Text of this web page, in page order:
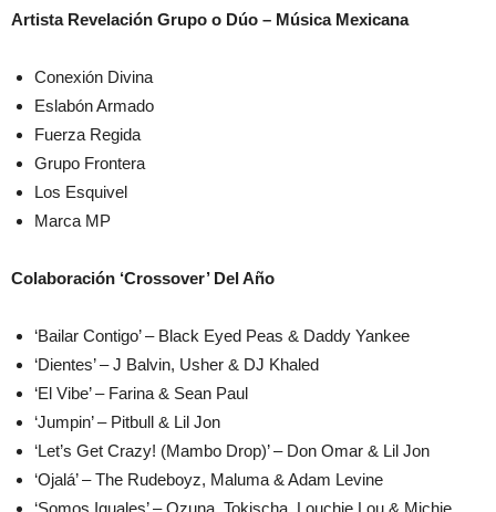
Artista Revelación Grupo o Dúo – Música Mexicana
Conexión Divina
Eslabón Armado
Fuerza Regida
Grupo Frontera
Los Esquivel
Marca MP
Colaboración ‘Crossover’ Del Año
‘Bailar Contigo’ – Black Eyed Peas & Daddy Yankee
‘Dientes’ – J Balvin, Usher & DJ Khaled
‘El Vibe’ – Farina & Sean Paul
‘Jumpin’ – Pitbull & Lil Jon
‘Let’s Get Crazy! (Mambo Drop)’ – Don Omar & Lil Jon
‘Ojalá’ – The Rudeboyz, Maluma & Adam Levine
‘Somos Iguales’ – Ozuna, Tokischa, Louchie Lou & Michie